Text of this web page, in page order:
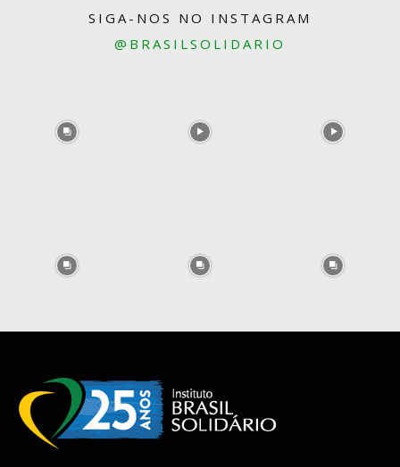
SIGA-NOS NO INSTAGRAM
@BRASILSOLIDARIO